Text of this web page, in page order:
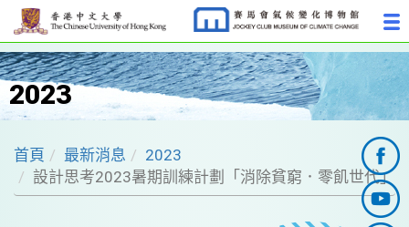
2023
首頁 最新消息
2023
設計思考2023暑期訓練計劃「消除貧窮．零飢世代」